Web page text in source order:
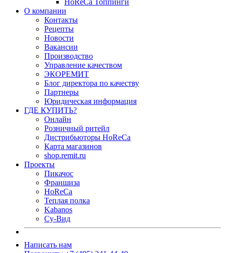
HoReCa Топпинги
О компании
Контакты
Рецепты
Новости
Вакансии
Производство
Управление качеством
ЭКОРЕМИТ
Блог директора по качеству
Партнеры
Юридическая информация
ГДЕ КУПИТЬ?
Онлайн
Розничный ритейл
Дистрибьюторы HoReCa
Карта магазинов
shop.remit.ru
Проекты
Пикачос
Франшиза
HoReCa
Теплая полка
Kabanos
Су-Вид
Написать нам